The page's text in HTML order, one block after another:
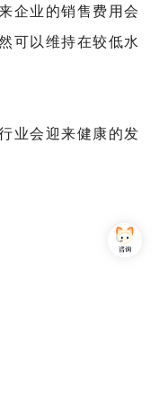
企业的销售费用会
可以维持在较低水
业会迎来健康的发